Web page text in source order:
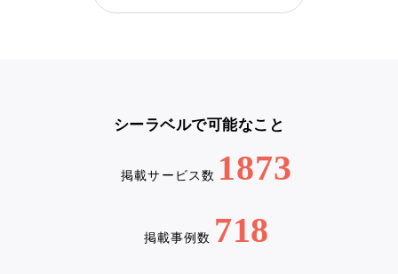
シーラベルで可能なこと
掲載サービス数 1873
掲載事例数 718